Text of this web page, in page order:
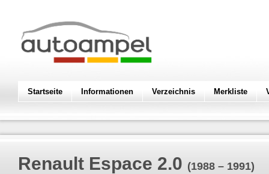
Startseite Informationen Verzeichnis Merkliste
Renault Espace 2.0 (1988 – 1991)